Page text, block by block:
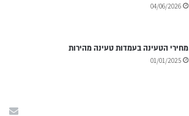
04/06/2026
מחירי הטעינה בעמדות טעינה מהירות
01/01/2025